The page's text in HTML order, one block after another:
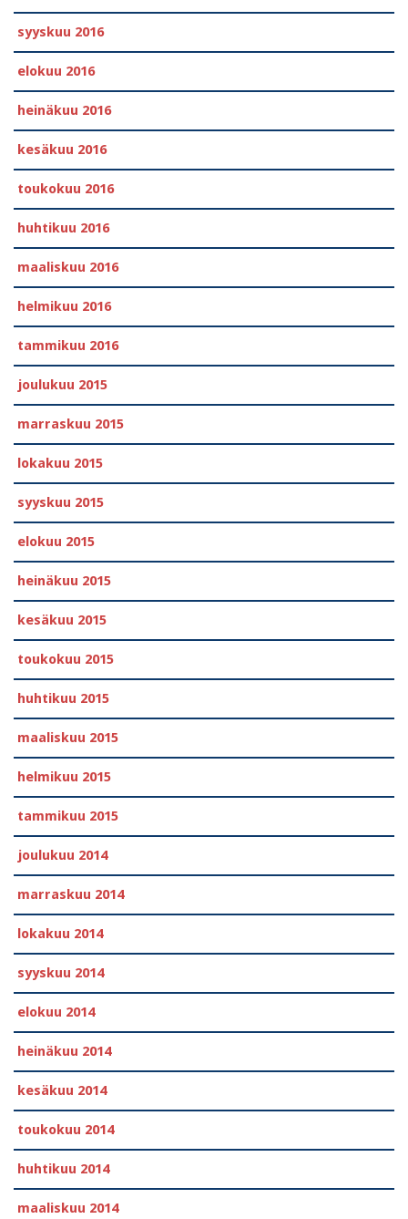
syyskuu 2016
elokuu 2016
heinäkuu 2016
kesäkuu 2016
toukokuu 2016
huhtikuu 2016
maaliskuu 2016
helmikuu 2016
tammikuu 2016
joulukuu 2015
marraskuu 2015
lokakuu 2015
syyskuu 2015
elokuu 2015
heinäkuu 2015
kesäkuu 2015
toukokuu 2015
huhtikuu 2015
maaliskuu 2015
helmikuu 2015
tammikuu 2015
joulukuu 2014
marraskuu 2014
lokakuu 2014
syyskuu 2014
elokuu 2014
heinäkuu 2014
kesäkuu 2014
toukokuu 2014
huhtikuu 2014
maaliskuu 2014